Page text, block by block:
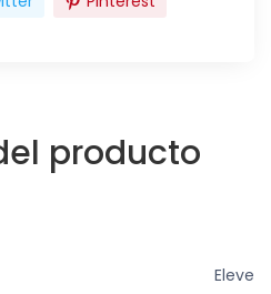
producto
Eleve